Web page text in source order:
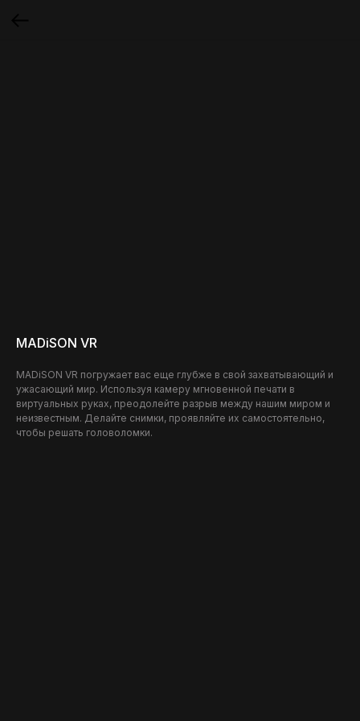
MADiSON VR
MADiSON VR погружает вас еще глубже в свой захватывающий и
ужасающий мир. Используя камеру мгновенной печати в
виртуальных руках, преодолейте разрыв между нашим миром и
неизвестным. Делайте снимки, проявляйте их самостоятельно,
чтобы решать головоломки.